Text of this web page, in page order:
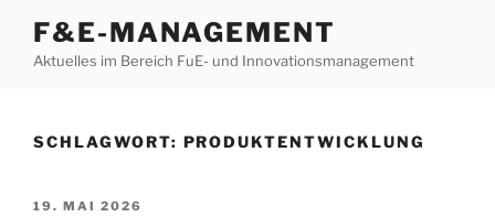
Inhalt
springen
F&E-MANAGEMENT
Aktuelles im Bereich FuE- und Innovationsmanagement
SCHLAGWORT: PRODUKTENTWICKLUNG
VERÖFFENTLICHT
19. MAI 2026